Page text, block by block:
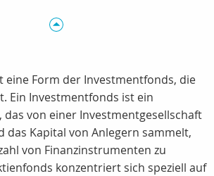
eine Form der Investmentfonds, die
Ein Investmentfonds ist ein
das von einer Investmentgesellschaft
das Kapital von Anlegern sammelt,
von Finanzinstrumenten zu
konzentriert sich speziell auf